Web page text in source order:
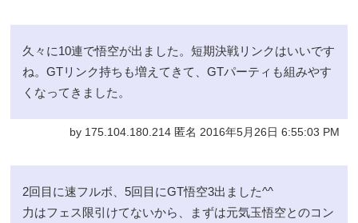
久々に10連で悟空が出ました。短期決戦リンクはいいです
ね。GTリンク持ちも増えてきて、GTパーティも組みやす
くなってきました。
by 175.104.180.214 匿名 2016年5月26日 6:55:03 PM
2回目に速フルボ、5回目にGT悟空3出ました^^
力はフェス限引けてないから、まずは元気玉悟空とのコン